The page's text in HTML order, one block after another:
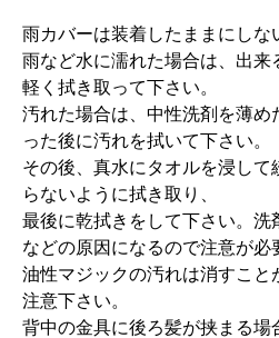
雨カバーは装着したままにしな
雨など水に濡れた場合は、出来
軽く拭き取って下さい。
汚れた場合は、中性洗剤を薄め
った後に汚れを拭いて下さい。
その後、真水にタオルを浸し
らないように拭き取り、
最後に乾拭きをして下さい。洗
などの原因になるので注意が必
油性マジックの汚れは消すこと
注意下さい。
背中の金具に後ろ髪が挟まる場